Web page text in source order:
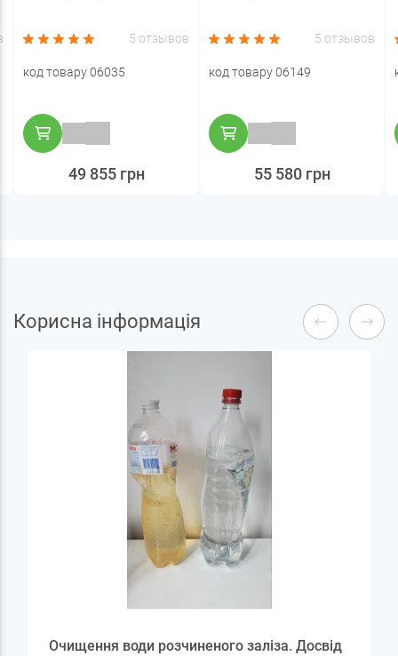
5 отзывов
код товару 06035
49 855 грн
5 отзывов
код товару 06149
55 580 грн
Корисна інформація
Очищення води розчиненого заліза. Досвід